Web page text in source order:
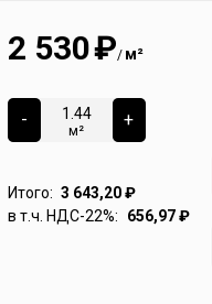
2 530₽/ м²
-
м²
+
Итого: 3 643,20₽
в т.ч. НДС-22%:
656,97₽